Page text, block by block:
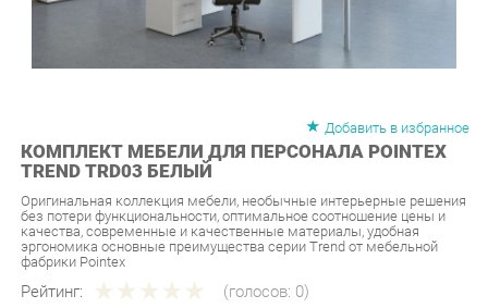
КОМПЛЕКТ МЕБЕЛИ ДЛЯ ПЕРСОНАЛА POINTEX
TREND TRD03 БЕЛЫЙ
Оригинальная коллекция мебели, необычные интерьерные решения
качества, современные и качественные материалы, удобная
эргономика основные преимущества серии Trend от мебельной
фабрики Pointex
Рейтинг:
Артикул: u-0122137